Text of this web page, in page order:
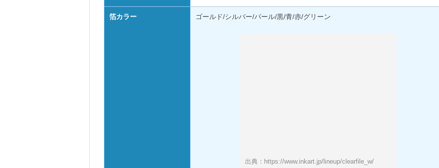
箔カラー ゴールド/シルバー/パール/黒/青/赤/グリーン
出典：https://www.inkart.jp/lineup/clearfile_w/